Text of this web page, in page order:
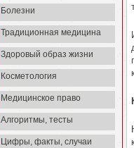
Болезни
Традиционная медицина
Здоровый образ жизни
Косметология
Медицинское право
Алгоритмы, тесты
Цифры, факты, случаи